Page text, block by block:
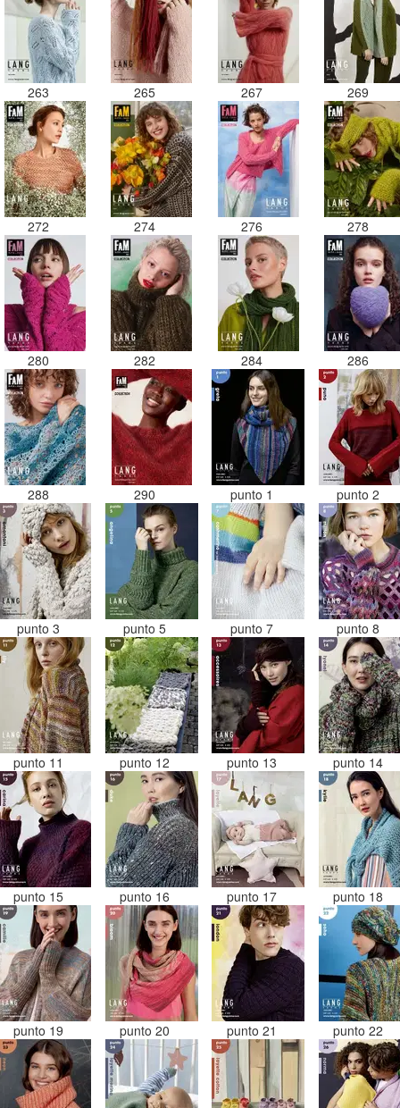
263 265 267 269
272 274 276 278
280 282 284 286
288 290 punto 1 punto 2
punto 3 punto 5 punto 7 punto 8
punto 11 punto 12 punto 13 punto 14
punto 15 punto 16 punto 17 punto 18
punto 19 punto 20 punto 21 punto 22